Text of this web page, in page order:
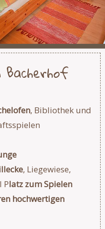
Bacherhof
, Bibliothek und
, Liegewiese,
Platz zum Spielen
hochwertigen